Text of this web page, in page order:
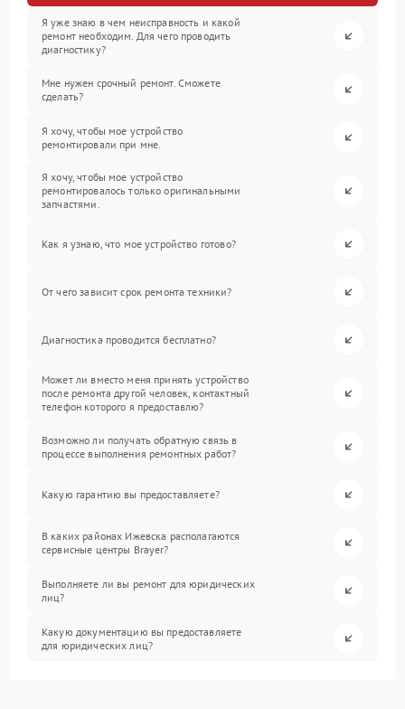
Я уже знаю в чем неисправность и какой
ремонт необходим. Для чего проводить
диагностику?
Мне нужен срочный ремонт. Сможете
сделать?
Я хочу, чтобы мое устройство
ремонтировали при мне.
Я хочу, чтобы мое устройство
ремонтировалось только оригинальными
запчастями.
Как я узнаю, что мое устройство готово?
От чего зависит срок ремонта техники?
Диагностика проводится бесплатно?
Может ли вместо меня принять устройство
после ремонта другой человек, контактный
телефон которого я предоставлю?
Возможно ли получать обратную связь в
процессе выполнения ремонтных работ?
Какую гарантию вы предоставляете?
В каких районах Ижевска располагаются
сервисные центры Brayer?
Выполняете ли вы ремонт для юридических
лиц?
Какую документацию вы предоставляете
для юридических лиц?